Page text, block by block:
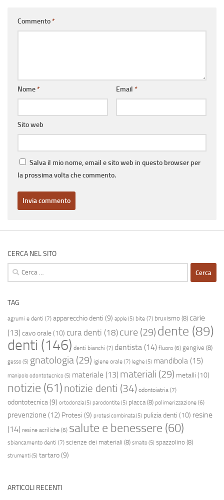
Commento*
Nome* Email *
Sito web
Salva il mio nome, email e sito web in questo browser per
la prossima volta che commento.
CERCA NEL SITO
Ricerca
per:
TAG
agrumi e denti (7) apparecchio denti (9) apple (5) bite (7) bruxismo (8) carie
(13) cavo orale(10) cura denti (18) cure (29) dente (89)
denti (146) denti bianchi (7) dentista (14) fluoro (6) gengive (8)
gesso(5) gnatologia (29) igiene orale (7) leghe (5) mandibola (15)
manipolo odontotecnico(5) materiale (13) materiali (29) metalli (10)
notizie (61) notizie denti (34) odontoiatria (7)
odontotecnica (9) ortodonzia(5) parodontite (5) placca(8) polimerizzazione (6)
prevenzione (12) Protesi (9) protesi combinata(5) pulizia denti (10) resine
(14) resine acriliche (6) salute e benessere (60)
sbiancamento denti (7) scienze dei materiali (8) smalto(5) spazzolino (8)
strumenti(5) tartaro(9)
ARTICOLI RECENTI